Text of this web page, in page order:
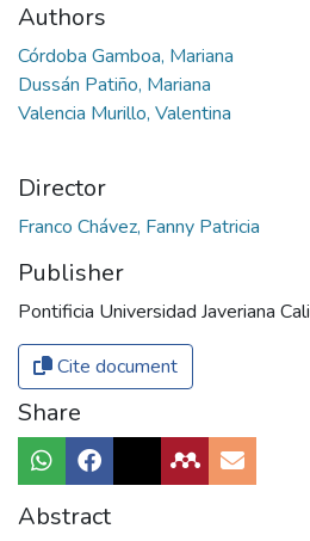
Authors
Córdoba Gamboa, Mariana
Dussán Patiño, Mariana
Valencia Murillo, Valentina
Director
Franco Chávez, Fanny Patricia
Publisher
Pontificia Universidad Javeriana Cali
Cite document
Share
Abstract